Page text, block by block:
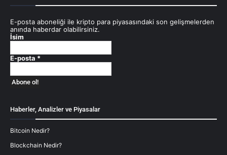
E-posta aboneliği ile kripto para piyasasındaki son gelişmelerden
anında haberdar olabilirsiniz.
İsim
E-posta *
Haberler, Analizler ve Piyasalar
Bitcoin Nedir?
Blockchain Nedir?